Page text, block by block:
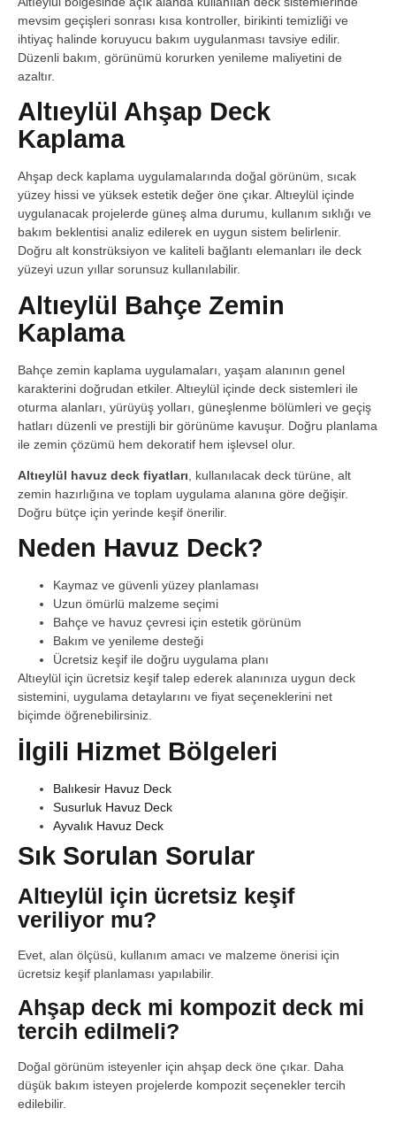
mevsim geçişleri sonrası kısa kontroller, birikinti temizliği ve
ihtiyaç halinde koruyucu bakım uygulanması tavsiye edilir.
Düzenli bakım, görünümü korurken yenileme maliyetini de
azaltır.
Altıeylül Ahşap Deck
Kaplama
Ahşap deck kaplama uygulamalarında doğal görünüm, sıcak
yüzey hissi ve yüksek estetik değer öne çıkar. Altıeylül içinde
uygulanacak projelerde güneş alma durumu, kullanım sıklığı ve
bakım beklentisi analiz edilerek en uygun sistem belirlenir.
Doğru alt konstrüksiyon ve kaliteli bağlantı elemanları ile deck
yüzeyi uzun yıllar sorunsuz kullanılabilir.
Altıeylül Bahçe Zemin
Kaplama
Bahçe zemin kaplama uygulamaları, yaşam alanının genel
karakterini doğrudan etkiler. Altıeylül içinde deck sistemleri ile
oturma alanları, yürüyüş yolları, güneşlenme bölümleri ve geçiş
hatları düzenli ve prestijli bir görünüme kavuşur. Doğru planlama
ile zemin çözümü hem dekoratif hem işlevsel olur.
Altıeylül havuz deck fiyatları , kullanılacak deck türüne, alt
zemin hazırlığına ve toplam uygulama alanına göre değişir.
Doğru bütçe için yerinde keşif önerilir.
Neden Havuz Deck?
Kaymaz ve güvenli yüzey planlaması
Uzun ömürlü malzeme seçimi
Bahçe ve havuz çevresi için estetik görünüm
Bakım ve yenileme desteği
Ücretsiz keşif ile doğru uygulama planı
Altıeylül için ücretsiz keşif talep ederek alanınıza uygun deck
sistemini, uygulama detaylarını ve fiyat seçeneklerini net
biçimde öğrenebilirsiniz.
İlgili Hizmet Bölgeleri
Balıkesir Havuz Deck
Susurluk Havuz Deck
Ayvalık Havuz Deck
Sık Sorulan Sorular
Altıeylül için ücretsiz keşif
veriliyor mu?
Evet, alan ölçüsü, kullanım amacı ve malzeme önerisi için
ücretsiz keşif planlaması yapılabilir.
Ahşap deck mi kompozit deck mi
tercih edilmeli?
Doğal görünüm isteyenler için ahşap deck öne çıkar. Daha
düşük bakım isteyen projelerde kompozit seçenekler tercih
edilebilir.